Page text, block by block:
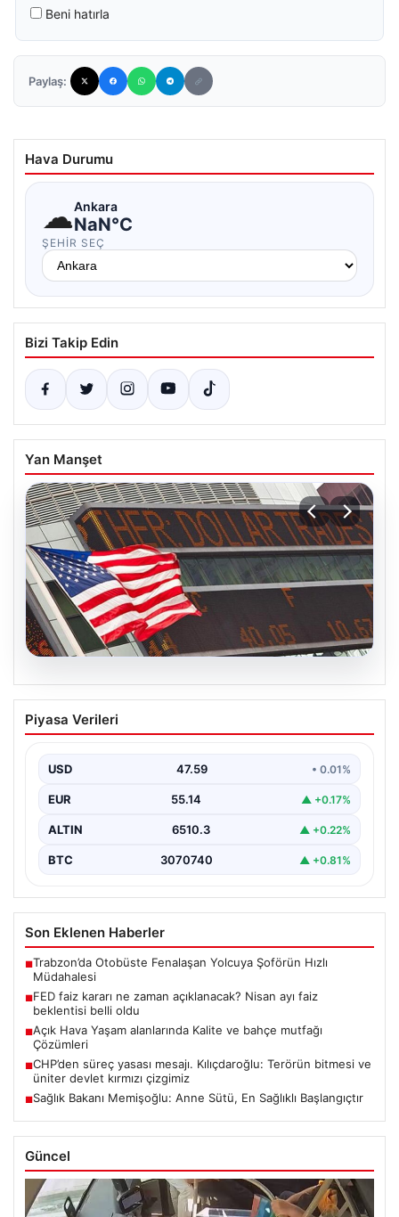
Beni hatırla
Paylaş:
Hava Durumu
☁Ankara
NaN°C
ŞEHIR SEÇ
Bizi Takip Edin
Yan Manşet
05.08.2026
FED faiz kararı ne zaman açıklanacak?
Nisan ayı faiz beklentisi belli oldu
Piyasa Verileri
USD 47.59 • 0.01%
EUR 55.14 ▲ +0.17%
ALTIN 6510.3 ▲ +0.22%
BTC 3070740 ▲ +0.81%
Son Eklenen Haberler
■Trabzon’da Otobüste Fenalaşan Yolcuya Şoförün Hızlı
Müdahalesi
■FED faiz kararı ne zaman açıklanacak? Nisan ayı faiz
beklentisi belli oldu
■Açık Hava Yaşam alanlarında Kalite ve bahçe mutfağı
Çözümleri
■CHP’den süreç yasası mesajı. Kılıçdaroğlu: Terörün bitmesi ve
üniter devlet kırmızı çizgimiz
■Sağlık Bakanı Memişoğlu: Anne Sütü, En Sağlıklı Başlangıçtır
Güncel